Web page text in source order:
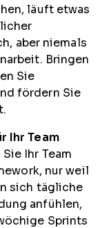
läuft etwas
aber niemals
Bringen
Sie
fördern Sie
Ihr Team
Ihr Team
nur weil
sich tägliche
anfühlen,
Sprints